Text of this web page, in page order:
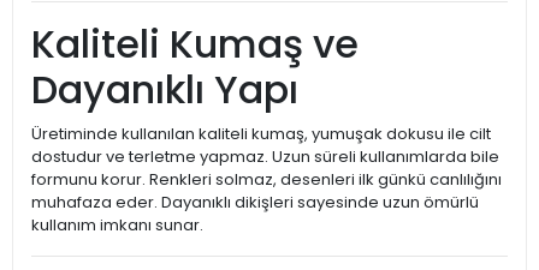
Kaliteli Kumaş ve
Dayanıklı Yapı
Üretiminde kullanılan kaliteli kumaş, yumuşak dokusu ile cilt
dostudur ve terletme yapmaz. Uzun süreli kullanımlarda bile
formunu korur. Renkleri solmaz, desenleri ilk günkü canlılığını
muhafaza eder. Dayanıklı dikişleri sayesinde uzun ömürlü
kullanım imkanı sunar.